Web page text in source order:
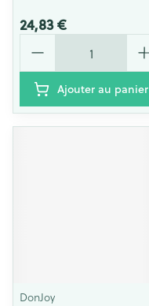
24,83 €
Quantité
Ajouter au panier
DonJoy